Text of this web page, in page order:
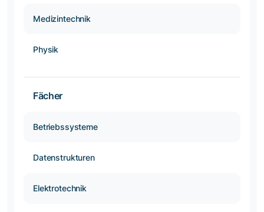
Medizintechnik
Physik
Fächer
Betriebssysteme
Datenstrukturen
Elektrotechnik